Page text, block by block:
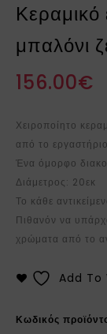
Κεραμικό
μπαλόνι
156.00€
Χειροποίητο
από το
Ένα όμορφο
Διάμετρος:
Το κάθε
Πιθανόν να
χρώματα από το
Add To
Κωδικός